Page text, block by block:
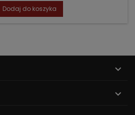
podstawowa
Dodaj do koszyka

